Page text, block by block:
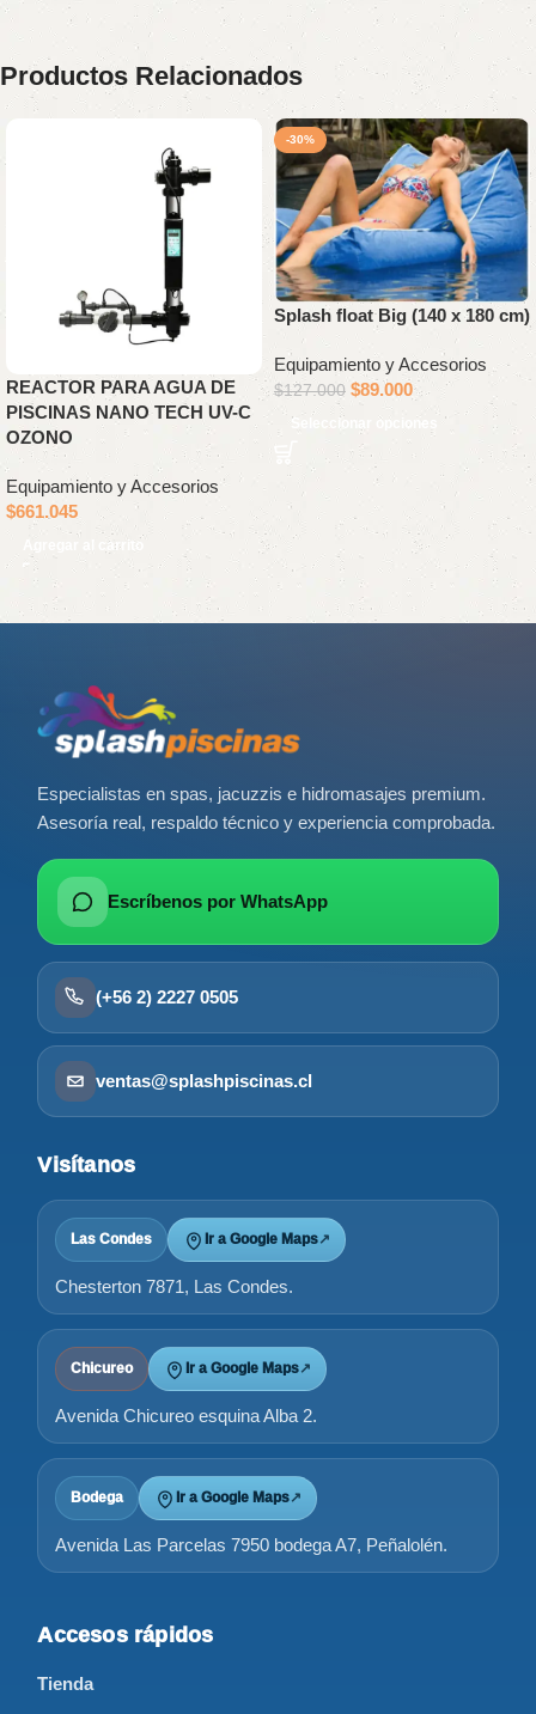
Productos Relacionados
REACTOR PARA AGUA DE
PISCINAS NANO TECH UV-C
OZONO
Equipamiento y Accesorios
$661.045
Agregar al carrito
-30%
Splash float Big (140 x 180 cm)
Equipamiento y Accesorios
$127.000 $89.000
Seleccionar opciones
Especialistas en spas, jacuzzis e hidromasajes premium.
Asesoría real, respaldo técnico y experiencia comprobada.
Escríbenos por WhatsApp
(+56 2) 2227 0505
ventas@splashpiscinas.cl
Visítanos
Las Condes Ir a Google Maps↗
Chesterton 7871, Las Condes.
Chicureo Ir a Google Maps↗
Avenida Chicureo esquina Alba 2.
Bodega Ir a Google Maps↗
Avenida Las Parcelas 7950 bodega A7, Peñalolén.
Accesos rápidos
Tienda